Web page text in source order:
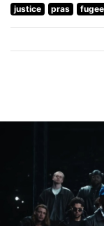
justice pras